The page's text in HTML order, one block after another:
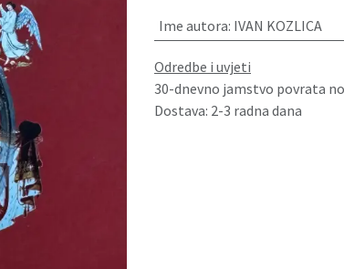
Ime autora: IVAN KOZLICA
Odredbe i uvjeti
30-dnevno jamstvo povrata
Dostava: 2-3 radna dana